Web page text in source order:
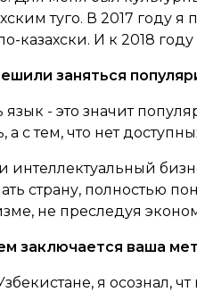
туго. В 2017 году
казахски. И к 2018
заняться
язык - это значит
а с тем, что нет
интеллектуальный
страну, полностью
не преследуя
заключается ваша
я осознал,